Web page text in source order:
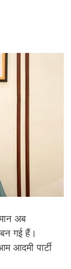
अब
गई हैं।
आदमी पार्टी